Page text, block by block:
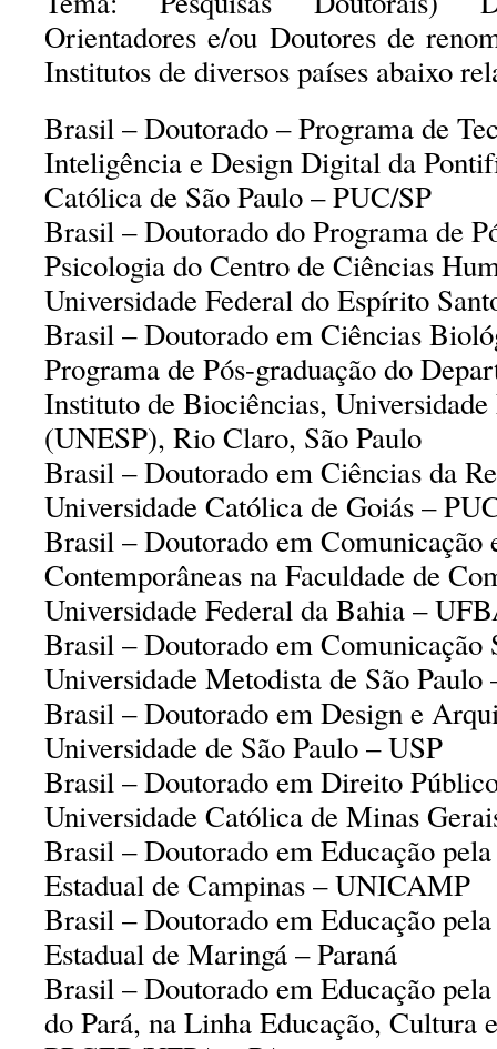
Orientadores e/ou Doutores de
Institutos de diversos países abaixo
Brasil – Doutorado – Programa de
Inteligência e Design Digital da
Católica de São Paulo – PUC/SP
Brasil – Doutorado do Programa de
Psicologia do Centro de Ciências
Universidade Federal do Espírito
Brasil – Doutorado em Ciências
Programa de Pós-graduação do
Instituto de Biociências, Universidade
(UNESP), Rio Claro, São Paulo
Brasil – Doutorado em Ciências da
Universidade Católica de Goiás –
Brasil – Doutorado em Comunicação
Contemporâneas na Faculdade de
Universidade Federal da Bahia –
Brasil – Doutorado em Comunicação
Universidade Metodista de São
Brasil – Doutorado em Design e
Universidade de São Paulo – USP
Brasil – Doutorado em Direito
Universidade Católica de Minas
Brasil – Doutorado em Educação
Estadual de Campinas – UNICAMP
Brasil – Doutorado em Educação
Estadual de Maringá – Paraná
Brasil – Doutorado em Educação
do Pará, na Linha Educação, Cultura